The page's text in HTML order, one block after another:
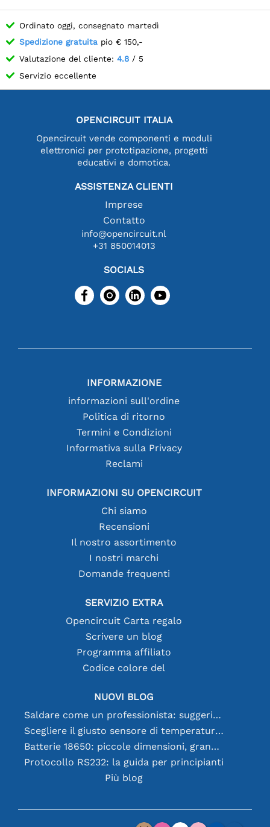
Ordinato oggi, consegnato martedì
Spedizione gratuita pio € 150,-
Valutazione del cliente: 4.8 / 5
Servizio eccellente
OPENCIRCUIT ITALIA
Opencircuit vende componenti e moduli
elettronici per prototipazione, progetti
educativi e domotica.
ASSISTENZA CLIENTI
Imprese
Contatto
info@opencircuit.nl
+31 850014013
SOCIALS
INFORMAZIONE
informazioni sull'ordine
Politica di ritorno
Termini e Condizioni
Informativa sulla Privacy
Reclami
INFORMAZIONI SU OPENCIRCUIT
Chi siamo
Recensioni
Il nostro assortimento
I nostri marchi
Domande frequenti
SERVIZIO EXTRA
Opencircuit Carta regalo
Scrivere un blog
Programma affiliato
Codice colore del
NUOVI BLOG
Saldare come un professionista: suggerimenti per connessioni elettroniche perfette
Scegliere il giusto sensore di temperatura [youtube]
Batterie 18650: piccole dimensioni, grandi prestazioni
Protocollo RS232: la guida per principianti
Più blog